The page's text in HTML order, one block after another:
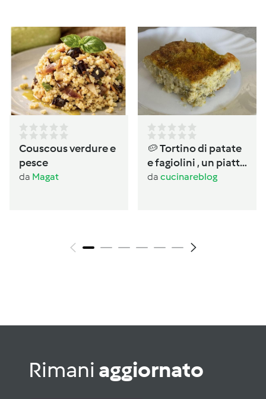
Couscous verdure e
pesce
da Magat
🥔 Tortino di patate
e fagiolini , un piatto
completo salvacena
da cucinareblog
Rimani aggiornato